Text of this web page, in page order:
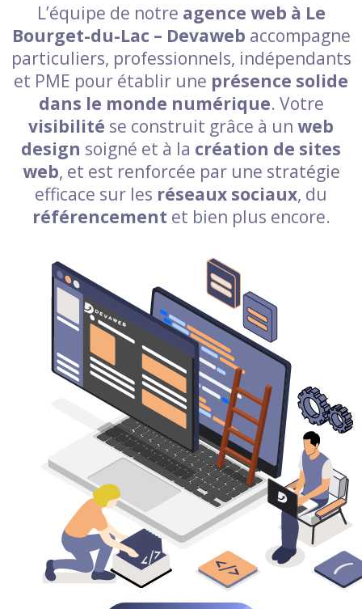
L’équipe de notre agence web à Le
Bourget-du-Lac – Devaweb accompagne
particuliers, professionnels, indépendants
et PME pour établir une présence solide
dans le monde numérique. Votre
visibilité se construit grâce à un web
design soigné et à la création de sites
web, et est renforcée par une stratégie
efficace sur les réseaux sociaux, du
référencement et bien plus encore.